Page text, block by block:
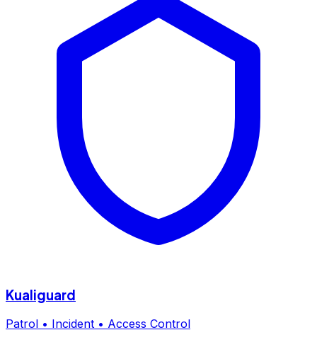
Kualiguard
Patrol • Incident • Access Control